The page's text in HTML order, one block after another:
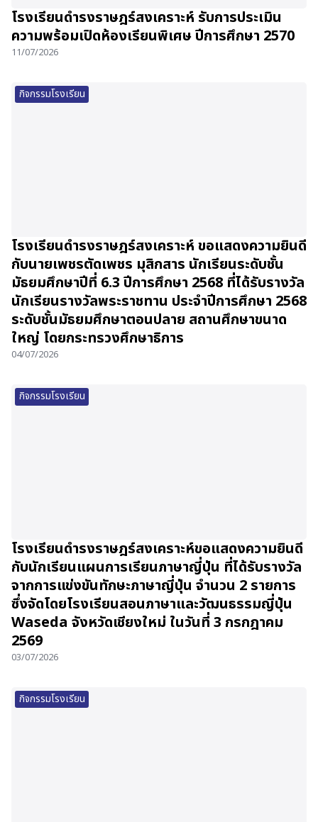
โรงเรียนดำรงราษฎร์สงเคราะห์ รับการประเมิน
ความพร้อมเปิดห้องเรียนพิเศษ ปีการศึกษา 2570
11/07/2026
กิจกรรมโรงเรียน
โรงเรียนดำรงราษฎร์สงเคราะห์ ขอแสดงความยินดี
กับนายเพชรตัดเพชร มุสิกสาร นักเรียนระดับชั้น
มัธยมศึกษาปีที่ 6.3 ปีการศึกษา 2568 ที่ได้รับรางวัล
นักเรียนรางวัลพระราชทาน ประจำปีการศึกษา 2568
ระดับชั้นมัธยมศึกษาตอนปลาย สถานศึกษาขนาด
ใหญ่ โดยกระทรวงศึกษาธิการ
04/07/2026
กิจกรรมโรงเรียน
โรงเรียนดำรงราษฎร์สงเคราะห์ขอแสดงความยินดี
กับนักเรียนแผนการเรียนภาษาญี่ปุ่น ที่ได้รับรางวัล
จากการแข่งขันทักษะภาษาญี่ปุ่น จำนวน 2 รายการ
ซึ่งจัดโดยโรงเรียนสอนภาษาและวัฒนธรรมญี่ปุ่น
Waseda จังหวัดเชียงใหม่ ในวันที่ 3 กรกฎาคม
2569
03/07/2026
กิจกรรมโรงเรียน